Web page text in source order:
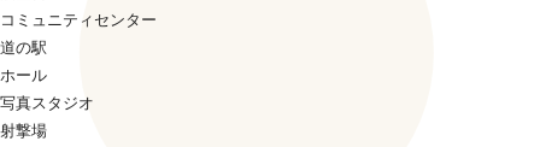
コミュニティセンター
道の駅
ホール
写真スタジオ
射撃場